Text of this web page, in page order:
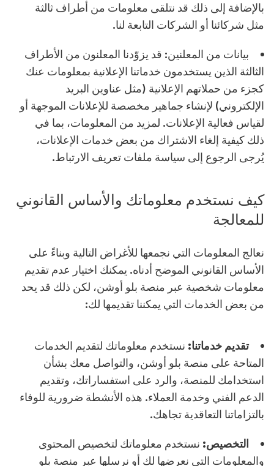
بالإضافة إلى ذلك قد نتلقى معلومات من أطراف ثالثة
مثل شركائنا أو الشركات التابعة لنا.
بيانات من المعلنين: قد يزوّدنا المعلنون من الأطراف
الثالثة الذين يستخدمون خدماتنا الإعلانية بمعلومات عنك
كجزء من حملاتهم الإعلانية (مثل عناوين البريد
الإلكتروني) لإنشاء جماهير مخصصة للإعلانات الموجهة أو
لقياس فعالية الإعلانات. لمزيد من المعلومات، بما في
ذلك كيفية إلغاء الاشتراك من بعض خدمات الإعلانات،
يُرجى الرجوع إلى سياسة ملفات تعريف الارتباط.
كيف نستخدم معلوماتك والأساس القانوني
للمعالجة
نعالج المعلومات التي نجمعها للأغراض التالية وبناءً على
الأساس القانوني الموضح أدناه. يمكنك اختيار عدم تقديم
معلومات شخصية عبر منصة بلو أوشن، لكن ذلك قد يحد
من بعض الخدمات التي يمكننا تقديمها لك:
تقديم خدماتنا: نستخدم معلوماتك لتقديم الخدمات
المتاحة على منصة بلو أوشن، والتواصل معك بشأن
استخدامك للمنصة، والرد على استفساراتك، وتقديم
الدعم الفني وخدمة العملاء. هذه الأنشطة ضرورية للوفاء
بالتزاماتنا التعاقدية تجاهك.
التخصيص: نستخدم معلوماتك لتخصيص المحتوى
والمعلومات التي نعرضها لك أو نرسلها عبر منصة بلو